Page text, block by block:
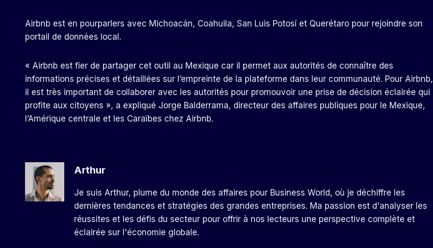
Airbnb est en pourparlers avec Michoacán, Coahuila, San Luis Potosí et Querétaro pour rejoindre son
portail de données local.
« Airbnb est fier de partager cet outil au Mexique car il permet aux autorités de connaître des
informations précises et détaillées sur l’empreinte de la plateforme dans leur communauté. Pour Airbnb,
il est très important de collaborer avec les autorités pour promouvoir une prise de décision éclairée qui
profite aux citoyens », a expliqué Jorge Balderrama, directeur des affaires publiques pour le Mexique,
l’Amérique centrale et les Caraïbes chez Airbnb.
Arthur
Je suis Arthur, plume du monde des affaires pour Business World, où je déchiffre les
dernières tendances et stratégies des grandes entreprises. Ma passion est d'analyser les
réussites et les défis du secteur pour offrir à nos lecteurs une perspective complète et
éclairée sur l'économie globale.